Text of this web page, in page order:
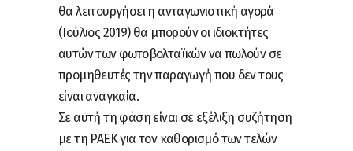
θα λειτουργήσει η ανταγωνιστική αγορά
(Ιούλιος 2019) θα μπορούν οι ιδιοκτήτες
αυτών των φωτοβολταϊκών να πωλούν σε
προμηθευτές την παραγωγή που δεν τους
είναι αναγκαία.
Σε αυτή τη φάση είναι σε εξέλιξη συζήτηση
με τη ΡΑΕΚ για τον καθορισμό των τελών